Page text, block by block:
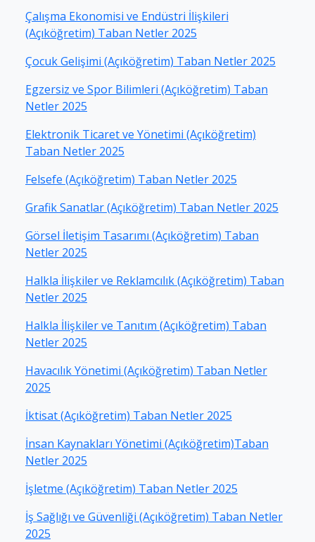
Çalışma Ekonomisi ve Endüstri İlişkileri
(Açıköğretim) Taban Netler 2025
Çocuk Gelişimi (Açıköğretim) Taban Netler 2025
Egzersiz ve Spor Bilimleri (Açıköğretim) Taban
Netler 2025
Elektronik Ticaret ve Yönetimi (Açıköğretim)
Taban Netler 2025
Felsefe (Açıköğretim) Taban Netler 2025
Grafik Sanatlar (Açıköğretim) Taban Netler 2025
Görsel İletişim Tasarımı (Açıköğretim) Taban
Netler 2025
Halkla İlişkiler ve Reklamcılık (Açıköğretim) Taban
Netler 2025
Halkla İlişkiler ve Tanıtım (Açıköğretim) Taban
Netler 2025
Havacılık Yönetimi (Açıköğretim) Taban Netler
2025
İktisat (Açıköğretim) Taban Netler 2025
İnsan Kaynakları Yönetimi (Açıköğretim)Taban
Netler 2025
İşletme (Açıköğretim) Taban Netler 2025
İş Sağlığı ve Güvenliği (Açıköğretim) Taban Netler
2025